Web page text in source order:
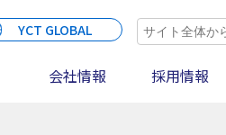
YCT GLOBAL
会社情報 採用情報